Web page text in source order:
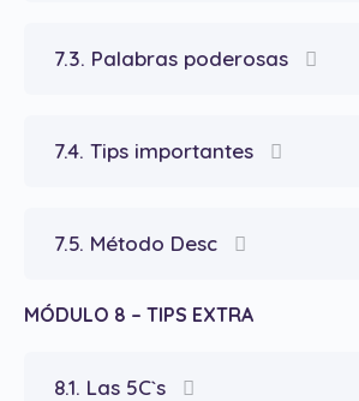
7.3. Palabras poderosas
7.4. Tips importantes
7.5. Método Desc
MÓDULO 8 – TIPS EXTRA
8.1. Las 5C`s